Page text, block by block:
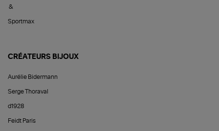
&
Sportmax
CRÉATEURS BIJOUX
Aurélie Bidermann
Serge Thoraval
d1928
Feidt Paris